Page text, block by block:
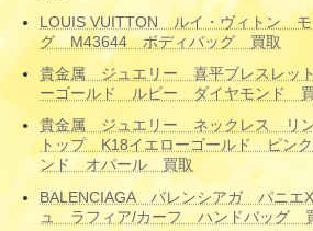
LOUIS VUITTON ルイ・ヴィトン
グ M43644 ボディバッグ 買取
貴金属 ジュエリー 喜平ブレスレッ
ーゴールド ルビー ダイヤモンド
貴金属 ジュエリー ネックレス リ
トップ K18イエローゴールド ピン
ンド オパール 買取
BALENCIAGA バレンシアガ パニエ
ュ ラフィア/カーフ ハンドバッグ